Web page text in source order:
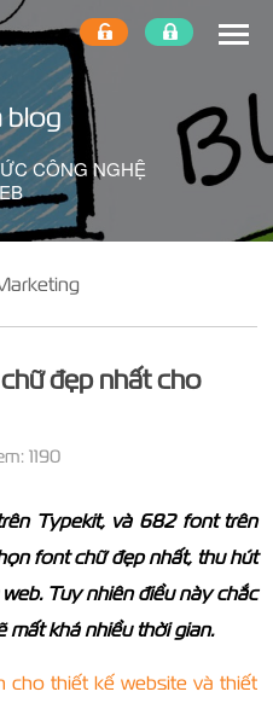
blog
CÔNG NGHỆ
đẹp nhất cho
1190
Typekit, và 682 font trên
font chữ đẹp nhất, thu hút
Tuy nhiên điều này chắc
mất khá nhiều thời gian.
cho thiết kế website và thiết